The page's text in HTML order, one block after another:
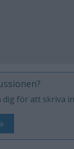
för att skriva